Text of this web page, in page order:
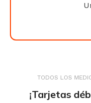
TODOS LOS
¡Tarjetas